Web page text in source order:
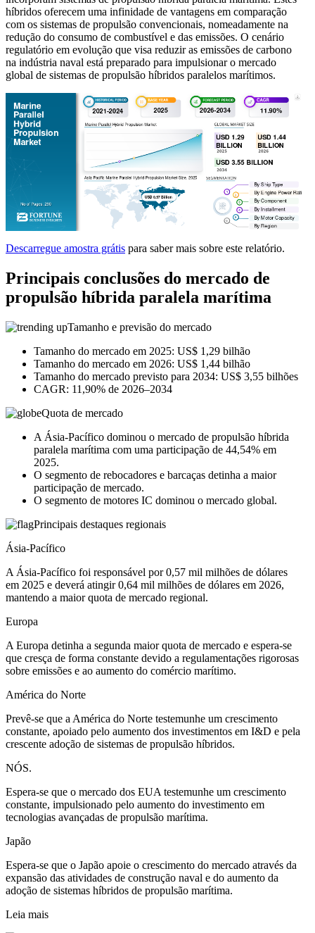
híbridos oferecem uma infinidade de vantagens em comparação
com os sistemas de propulsão convencionais, nomeadamente na
redução do consumo de combustível e das emissões. O cenário
regulatório em evolução que visa reduzir as emissões de carbono
na indústria naval está preparado para impulsionar o mercado
global de sistemas de propulsão híbridos paralelos marítimos.
Descarregue amostra grátis para saber mais sobre este relatório.
Principais conclusões do mercado de
propulsão híbrida paralela marítima
Tamanho e previsão do mercado
Tamanho do mercado em 2025: US$ 1,29 bilhão
Tamanho do mercado em 2026: US$ 1,44 bilhão
Tamanho do mercado previsto para 2034: US$ 3,55 bilhões
CAGR: 11,90% de 2026–2034
Quota de mercado
A Ásia-Pacífico dominou o mercado de propulsão híbrida
paralela marítima com uma participação de 44,54% em
2025.
O segmento de rebocadores e barcaças detinha a maior
participação de mercado.
O segmento de motores IC dominou o mercado global.
Principais destaques regionais
Ásia-Pacífico
A Ásia-Pacífico foi responsável por 0,57 mil milhões de dólares
em 2025 e deverá atingir 0,64 mil milhões de dólares em 2026,
mantendo a maior quota de mercado regional.
Europa
A Europa detinha a segunda maior quota de mercado e espera-se
que cresça de forma constante devido a regulamentações rigorosas
sobre emissões e ao aumento do comércio marítimo.
América do Norte
Prevê-se que a América do Norte testemunhe um crescimento
constante, apoiado pelo aumento dos investimentos em I&D e pela
crescente adoção de sistemas de propulsão híbridos.
NÓS.
Espera-se que o mercado dos EUA testemunhe um crescimento
constante, impulsionado pelo aumento do investimento em
tecnologias avançadas de propulsão marítima.
Japão
Espera-se que o Japão apoie o crescimento do mercado através da
expansão das atividades de construção naval e do aumento da
adoção de sistemas híbridos de propulsão marítima.
Leia mais